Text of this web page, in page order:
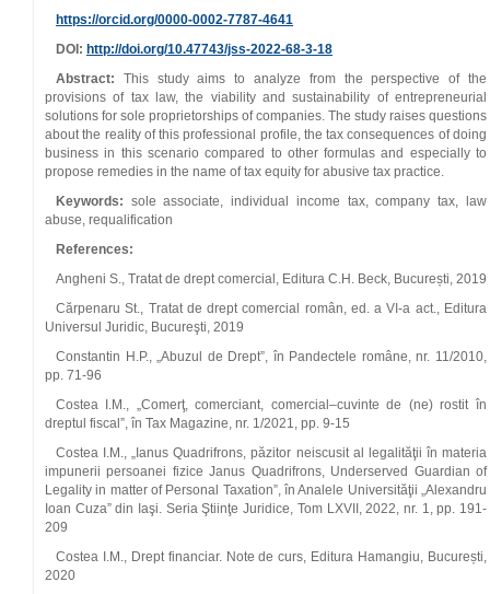
https://orcid.org/0000-0002-7787-4641
DOI: http://doi.org/10.47743/jss-2022-68-3-18
Abstract: This study aims to analyze from the perspective of the
provisions of tax law, the viability and sustainability of entrepreneurial
solutions for sole proprietorships of companies. The study raises questions
about the reality of this professional profile, the tax consequences of doing
business in this scenario compared to other formulas and especially to
propose remedies in the name of tax equity for abusive tax practice.
Keywords: sole associate, individual income tax, company tax, law
abuse, requalification
References:
Angheni S., Tratat de drept comercial, Editura C.H. Beck, București, 2019
Cărpenaru St., Tratat de drept comercial român, ed. a VI-a act., Editura
Universul Juridic, Bucureşti, 2019
Constantin H.P., „Abuzul de Drept”, în Pandectele române, nr. 11/2010,
pp. 71-96
Costea I.M., „Comerţ, comerciant, comercial–cuvinte de (ne) rostit în
dreptul fiscal”, în Tax Magazine, nr. 1/2021, pp. 9-15
Costea I.M., „Ianus Quadrifrons, păzitor neiscusit al legalităţii în materia
impunerii persoanei fizice Janus Quadrifrons, Underserved Guardian of
Legality in matter of Personal Taxation”, în Analele Universităţii „Alexandru
Ioan Cuza” din Iaşi. Seria Ştiinţe Juridice, Tom LXVII, 2022, nr. 1, pp. 191-
209
Costea I.M., Drept financiar. Note de curs, Editura Hamangiu, București,
2020